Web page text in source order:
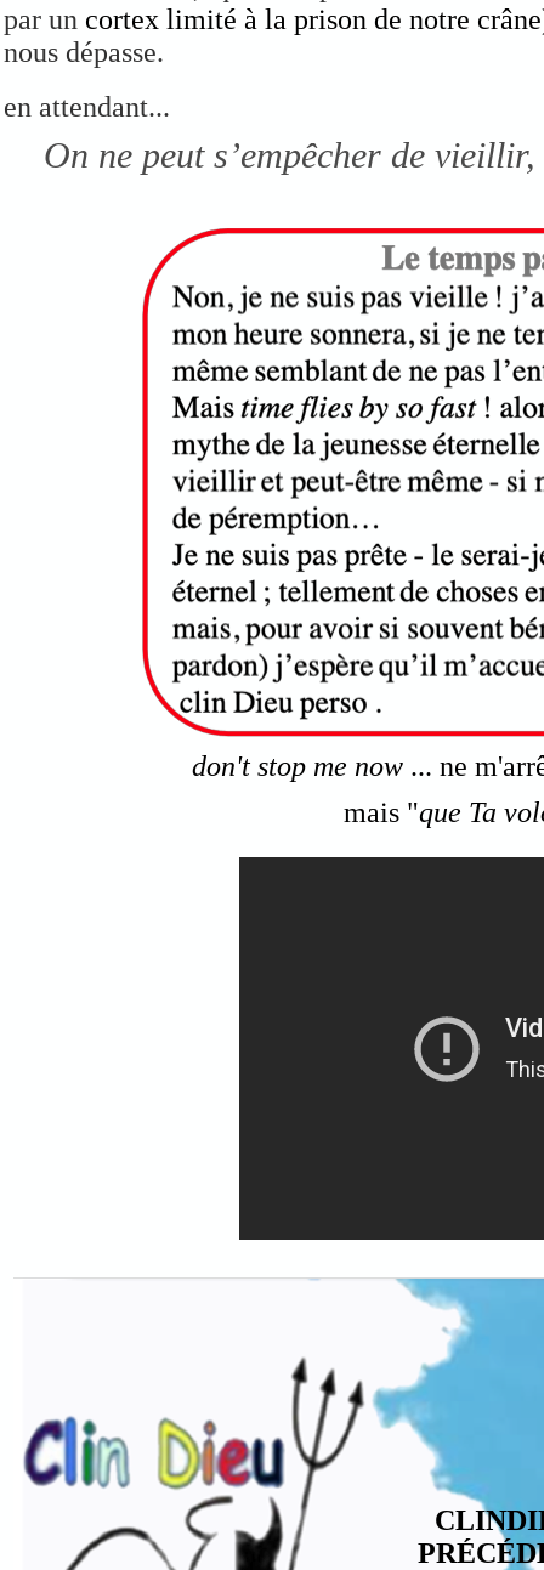
par un cortex limité à la prison de notre
nous dépasse.
en attendant...
On ne peut s’empêcher de
don't stop me now... ne
mais "que Ta